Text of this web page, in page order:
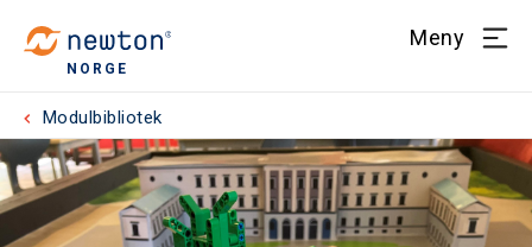
NORGE
Meny
Modulbibliotek